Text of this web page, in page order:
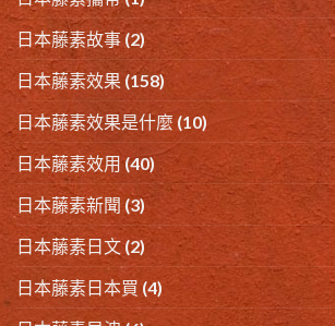
日本藤素故事(2)
日本藤素效果 (158)
日本藤素效果是什麼 (10)
日本藤素效用(40)
日本藤素新聞 (3)
日本藤素日文(2)
日本藤素日本買 (4)